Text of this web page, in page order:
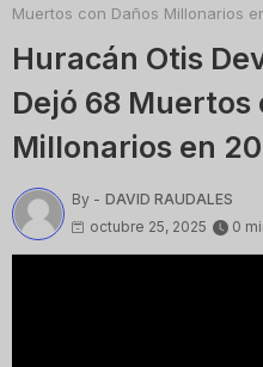
Muertos con Daños Millonarios
Huracán Otis
Dejó 68 Muertos
Millonarios en
By - DAVID RAUDALES
octubre 25, 2025
0